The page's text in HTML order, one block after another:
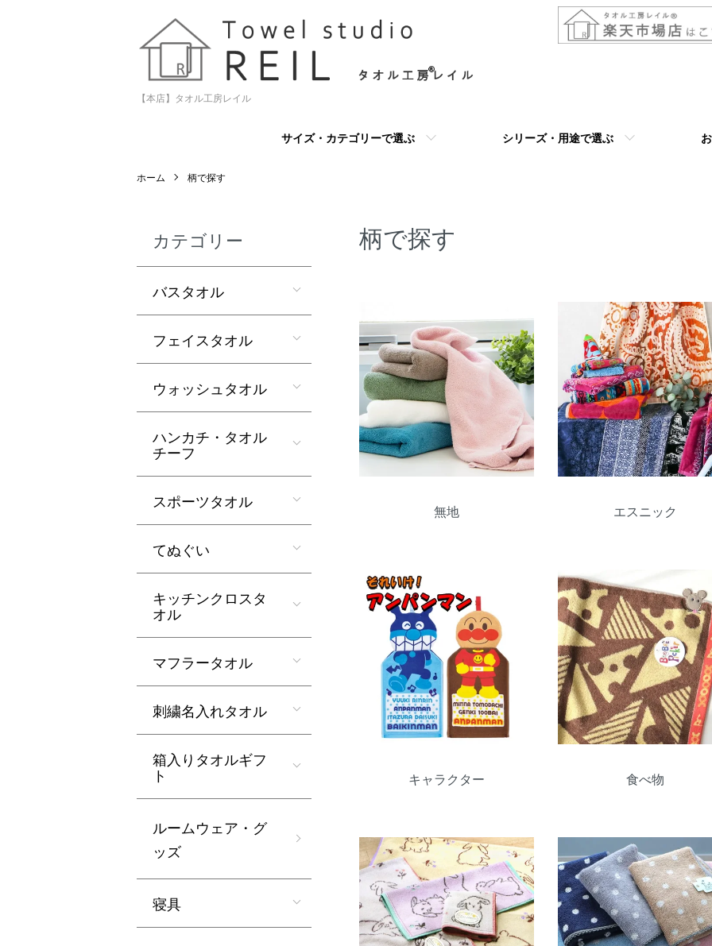
【本店】タオル工房レイル
サイズ・カテゴリーで選ぶ シリーズ・用途で選ぶ
ホーム 柄で探す
柄で探す
無地 エスニック
キャラクター 食べ物
カテゴリー
バスタオル
フェイスタオル
ウォッシュタオル
ハンカチ・タオル
チーフ
スポーツタオル
てぬぐい
キッチンクロスタ
オル
マフラータオル
刺繍名入れタオル
箱入りタオルギフ
ト
ルームウェア・グ
ッズ
寝具